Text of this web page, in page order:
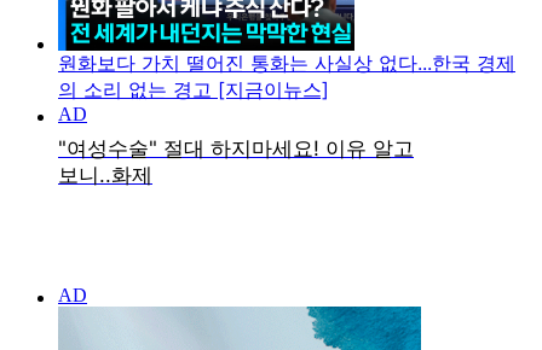
원화보다 가치 떨어진 통화는 사실상 없다...한국 경제
의 소리 없는 경고 [지금이뉴스]